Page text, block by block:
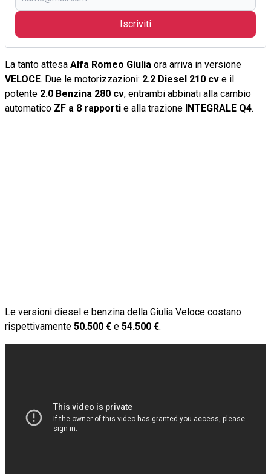
Iscriviti
La tanto attesa Alfa Romeo Giulia ora arriva in versione
VELOCE. Due le motorizzazioni: 2.2 Diesel 210 cv e il
potente 2.0 Benzina 280 cv, entrambi abbinati alla cambio
automatico ZF a 8 rapporti e alla trazione INTEGRALE Q4.
Le versioni diesel e benzina della Giulia Veloce costano
rispettivamente 50.500 € e 54.500 €.